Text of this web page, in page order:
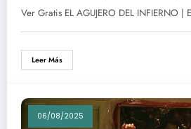
Ver Gratis EL AGUJERO DEL INFIERNO |
Leer Más
06/08/2025